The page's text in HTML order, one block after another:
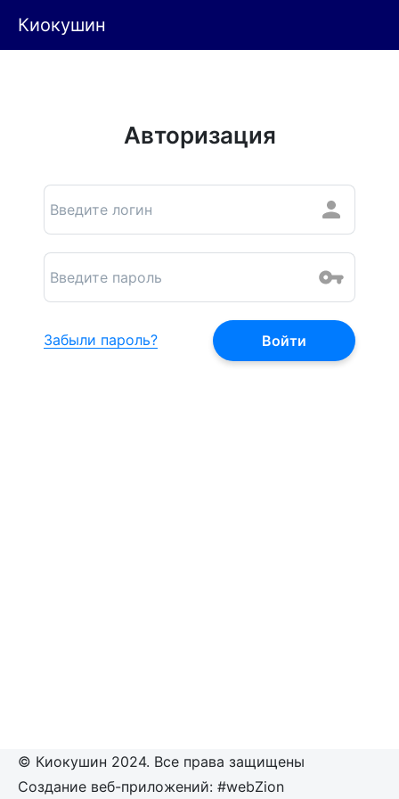
Киокушин
Авторизация
Забыли пароль?
© Киокушин 2024. Все права защищены
Создание веб-приложений: #webZion